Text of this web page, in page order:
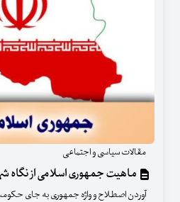
مقالات سیاسی و اجتماعی
ماهیت جمهوری اسلامی از نگاه
آوردن اصطلاح و واژه جمهوری به جای